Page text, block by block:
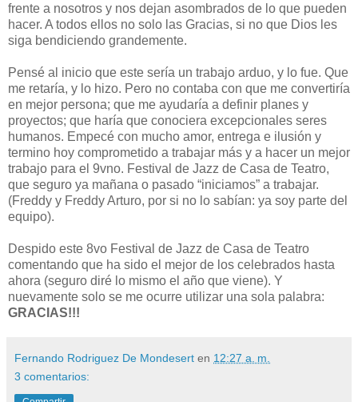
frente a nosotros y nos dejan asombrados de lo que pueden
hacer. A todos ellos no solo las Gracias, si no que Dios les
siga bendiciendo grandemente.
Pensé al inicio que este sería un trabajo arduo, y lo fue. Que
me retaría, y lo hizo. Pero no contaba con que me convertiría
en mejor persona; que me ayudaría a definir planes y
proyectos; que haría que conociera excepcionales seres
humanos. Empecé con mucho amor, entrega e ilusión y
termino hoy comprometido a trabajar más y a hacer un mejor
trabajo para el 9vno. Festival de Jazz de Casa de Teatro,
que seguro ya mañana o pasado “iniciamos” a trabajar.
(Freddy y Freddy Arturo, por si no lo sabían: ya soy parte del
equipo).
Despido este 8vo Festival de Jazz de Casa de Teatro
comentando que ha sido el mejor de los celebrados hasta
ahora (seguro diré lo mismo el año que viene). Y
nuevamente solo se me ocurre utilizar una sola palabra:
GRACIAS!!!
Fernando Rodriguez De Mondesert en 12:27 a. m.
3 comentarios: